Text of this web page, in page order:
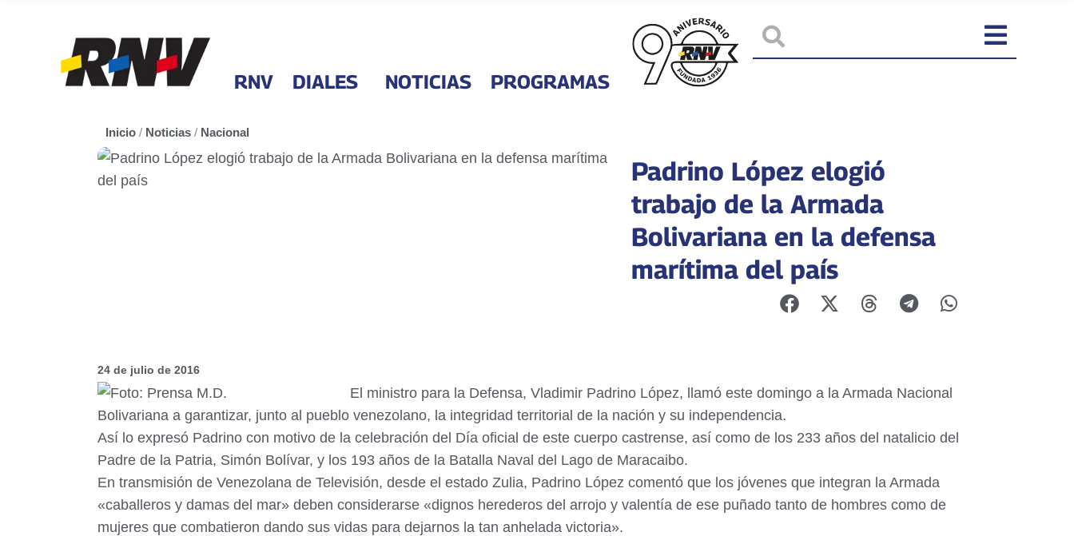
RNV DIALES NOTICIAS PROGRAMAS
Inicio / Noticias / Nacional
Padrino López elogió
trabajo de la Armada
Bolivariana en la defensa
marítima del país
24 de julio de 2016
El ministro para la Defensa, Vladimir Padrino López, llamó este domingo a la Armada Nacional
Bolivariana a garantizar, junto al pueblo venezolano, la integridad territorial de la nación y su independencia.
Así lo expresó Padrino con motivo de la celebración del Día oficial de este cuerpo castrense, así como de los 233 años del natalicio del
Padre de la Patria, Simón Bolívar, y los 193 años de la Batalla Naval del Lago de Maracaibo.
En transmisión de Venezolana de Televisión, desde el estado Zulia, Padrino López comentó que los jóvenes que integran la Armada
«caballeros y damas del mar» deben considerarse «dignos herederos del arrojo y valentía de ese puñado tanto de hombres como de
mujeres que combatieron dando sus vidas para dejarnos la tan anhelada victoria».